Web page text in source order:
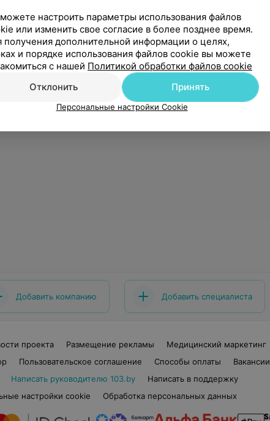
Добавить компанию Добавить специалиста
проекта Размещение рекламы
Медицинский маркетинг
Пользовательское соглашение Способы оплаты
Вакансии
Написать руководителю 103.by
Написать в поддержку
настройки cookie
Обработка персональных данных
настроить параметры использования файлов
или изменить свое согласие в более позднее время.
получения дополнительной информации о целях,
и порядке использования файлов cookie вы можете
с нашей Политикой обработки файлов cookie
Отклонить
Принять
Персональные настройки Cookie